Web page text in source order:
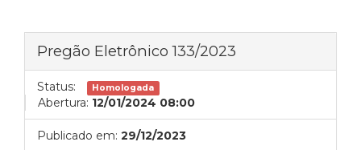
Pregão Eletrônico 133/2023
Status: Homologada
Abertura: 12/01/2024 08:00
Publicado em: 29/12/2023